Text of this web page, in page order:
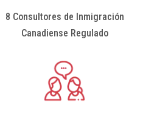
8 Consultores de Inmigración
Canadiense Regulado